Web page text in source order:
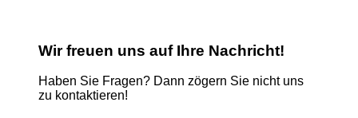
Wir freuen uns auf Ihre Nachricht!
Haben Sie Fragen? Dann zögern Sie nicht uns
zu kontaktieren!